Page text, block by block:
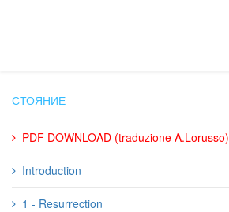
СТОЯНИЕ
PDF DOWNLOAD (traduzione A.Lorusso)
Introduction
1 - Resurrection